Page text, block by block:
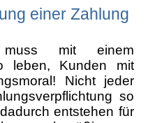
einer Zahlung
muss mit einem
leben, Kunden mit
Nicht jeder
so
entstehen für